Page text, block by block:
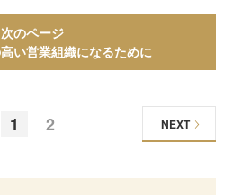
次のページ
い営業組織になるために
1 2 NEXT